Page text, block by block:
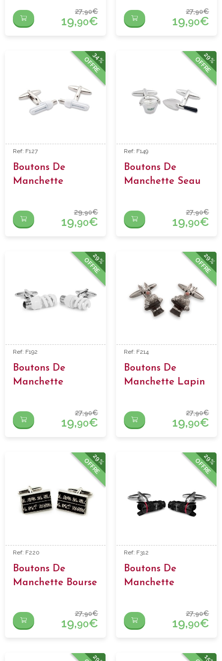
27,90€
19,90€
27,90€
19,90€
34%
OFFRE
Ref: F127
Boutons De
Manchette
29,90€
19,90€
29%
OFFRE
Ref: F149
Boutons De
Manchette Seau
27,90€
19,90€
29%
OFFRE
Ref: F192
Boutons De
Manchette
27,90€
19,90€
29%
OFFRE
Ref: F214
Boutons De
Manchette Lapin
27,90€
19,90€
29%
OFFRE
Ref: F220
Boutons De
Manchette Bourse
27,90€
19,90€
29%
OFFRE
Ref: F312
Boutons De
Manchette
27,90€
19,90€